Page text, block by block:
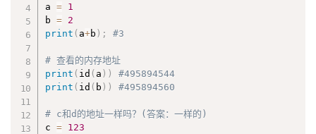
a = 1
b = 2
print ( a+b ) ; #3
# 查看的内存地址
print ( id ( a ) )
#495894544
print ( id ( b ) ) #495894560
# c和d的地址一样吗？(答案：一样的)
c = 123